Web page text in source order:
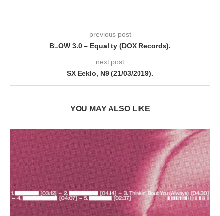
previous post
BLOW 3.0 – Equality (DOX Records).
next post
SX Eeklo, N9 (21/03/2019).
YOU MAY ALSO LIKE